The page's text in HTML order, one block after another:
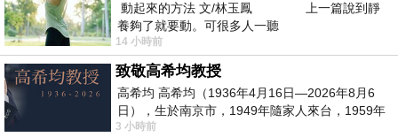
勝投。
這場比賽有完全免費的網路直播，近幾日則不斷釋
出超高質感又催淚的紀念影片，引退儀式莊重、誠
動起來的方法 文/林玉鳳 上一篇說到靜
養夠了就要動。可很多人一聽
14 小時前
致敬高希均教授
高希均 高希均（1936年4月16日—2026年8月6
日），生於南京市，1949年隨家人來台，1959年
赴美深造並取得經濟發展博士學位。曾任
3 小時前